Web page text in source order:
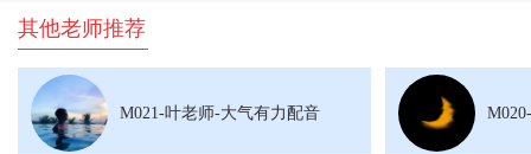
其他老师推荐
M021-叶老师-大气有力配音